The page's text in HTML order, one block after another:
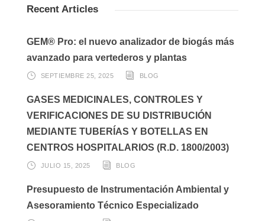
Recent Articles
GEM® Pro: el nuevo analizador de biogás más
avanzado para vertederos y plantas
SEPTIEMBRE 25, 2025 BLOG
GASES MEDICINALES, CONTROLES Y
VERIFICACIONES DE SU DISTRIBUCIÓN
MEDIANTE TUBERÍAS Y BOTELLAS EN
CENTROS HOSPITALARIOS (R.D. 1800/2003)
JULIO 15, 2025 BLOG
Presupuesto de Instrumentación Ambiental y
Asesoramiento Técnico Especializado